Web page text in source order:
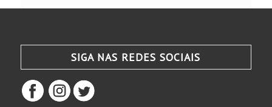
SIGA NAS REDES SOCIAIS